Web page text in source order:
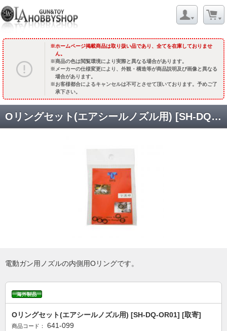
ホームページ掲載商品は取り扱い品であり、全てを在庫しておりませ
ん。
商品の色は閲覧環境により実際と異なる場合があります。
メーカーの仕様変更により、外観・構造等が商品説明及び画像と異なる
場合があります。
お客様都合によるキャンセルは不可とさせて頂いております。予めご了
承下さい。
Oリングセット(エアシールノズル用) [SH-DQ-OR01] [取寄]
電動ガン用ノズルの内側用Оリングです。
Oリングセット(エアシールノズル用) [SH-DQ-OR01] [取寄]
商品コード： 641-099